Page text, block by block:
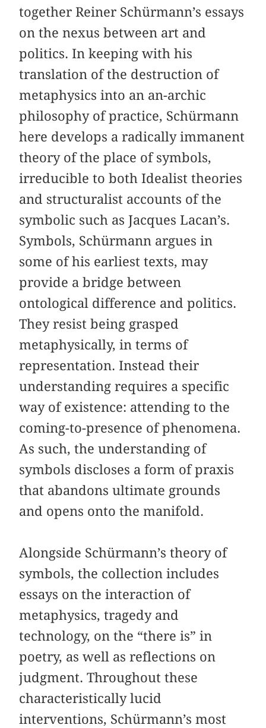
together Reiner Schürmann’s essays
on the nexus between art and
politics. In keeping with his
translation of the destruction of
metaphysics into an an-archic
philosophy of practice, Schürmann
here develops a radically immanent
theory of the place of symbols,
irreducible to both Idealist theories
and structuralist accounts of the
symbolic such as Jacques Lacan’s.
Symbols, Schürmann argues in
some of his earliest texts, may
provide a bridge between
ontological difference and politics.
They resist being grasped
metaphysically, in terms of
representation. Instead their
understanding requires a specific
way of existence: attending to the
coming-to-presence of phenomena.
As such, the understanding of
symbols discloses a form of praxis
that abandons ultimate grounds
and opens onto the manifold.
Alongside Schürmann’s theory of
symbols, the collection includes
essays on the interaction of
metaphysics, tragedy and
technology, on the “there is” in
poetry, as well as reflections on
judgment. Throughout these
characteristically lucid
interventions, Schürmann’s most